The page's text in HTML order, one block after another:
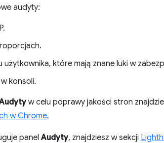
audyty:
które mają znane luki w
konsoli.
w celu poprawy jakości stron
w Chrome.
panelAudyty, znajdziesz w sekcji